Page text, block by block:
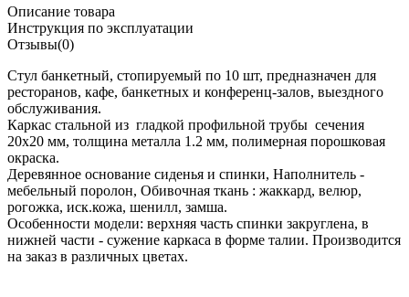
Описание товара
Инструкция по эксплуатации
Отзывы(0)
Стул банкетный, стопируемый по 10 шт, предназначен для
ресторанов, кафе, банкетных и конференц-залов, выездного
обслуживания.
Каркас стальной из гладкой профильной трубы сечения
20х20 мм, толщина металла 1.2 мм, полимерная порошковая
окраска.
Деревянное основание сиденья и спинки, Наполнитель -
мебельный поролон, Обивочная ткань : жаккард, велюр,
рогожка, иск.кожа, шенилл, замша.
Особенности модели: верхняя часть спинки закруглена, в
нижней части - сужение каркаса в форме талии. Производится
на заказ в различных цветах.